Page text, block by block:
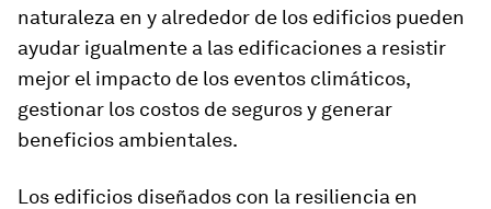
naturaleza en y alrededor de los edificios pueden
ayudar igualmente a las edificaciones a resistir
mejor el impacto de los eventos climáticos,
gestionar los costos de seguros y generar
beneficios ambientales.
Los edificios diseñados con la resiliencia en